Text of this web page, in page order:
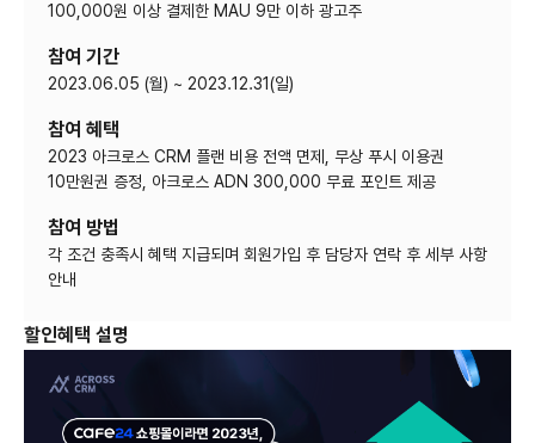
100,000원 이상 결제한 MAU 9만 이하 광고주
참여 기간
2023.06.05 (월) ~ 2023.12.31(일)
참여 혜택
2023 아크로스 CRM 플랜 비용 전액 면제, 무상 푸시 이용권
10만원권 증정, 아크로스 ADN 300,000 무료 포인트 제공
참여 방법
각 조건 충족시 혜택 지급되며 회원가입 후 담당자 연락 후 세부 사항
안내
할인혜택 설명